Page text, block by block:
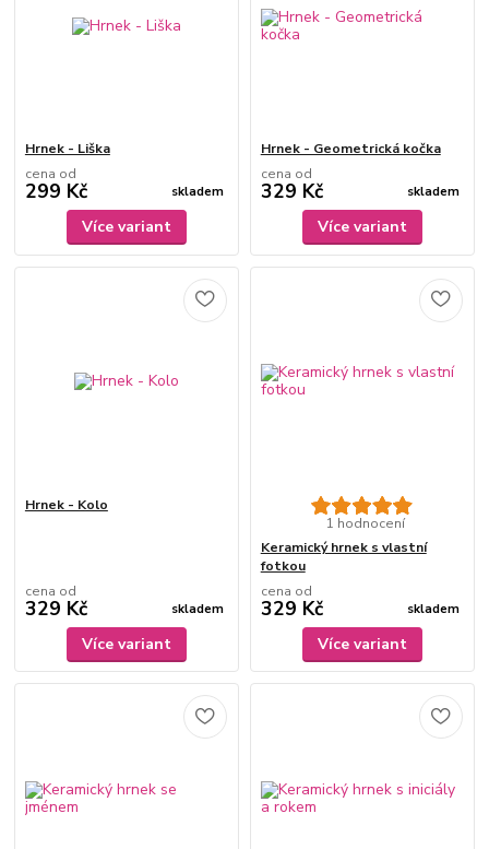
Hrnek - Liška
cena od
299 Kč skladem
Více variant
Hrnek - Geometrická kočka
cena od
329 Kč skladem
Více variant
Hrnek - Kolo
cena od
329 Kč skladem
Více variant
1 hodnocení
Keramický hrnek s vlastní
fotkou
cena od
329 Kč skladem
Více variant